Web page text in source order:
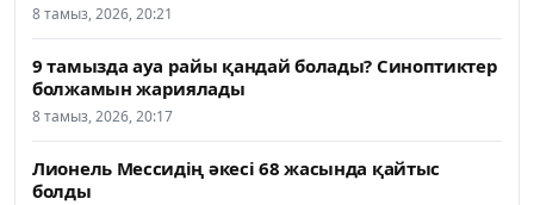
8 тамыз, 2026, 20:21
9 тамызда ауа райы қандай болады? Синоптиктер
болжамын жариялады
8 тамыз, 2026, 20:17
Лионель Мессидің әкесі 68 жасында қайтыс
болды